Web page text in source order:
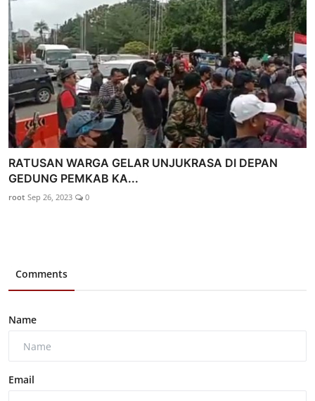
RATUSAN WARGA GELAR UNJUKRASA DI DEPAN
GEDUNG PEMKAB KA...
root Sep 26, 2023 0
Comments
Name
Email